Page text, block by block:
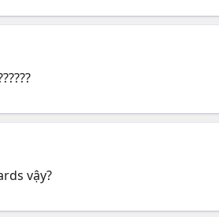
vậy?